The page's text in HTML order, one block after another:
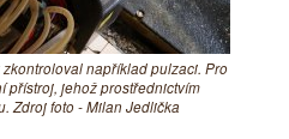
například pulzaci. Pro
přístroj, jehož prostřednictvím
Zdroj foto - Milan Jedlička